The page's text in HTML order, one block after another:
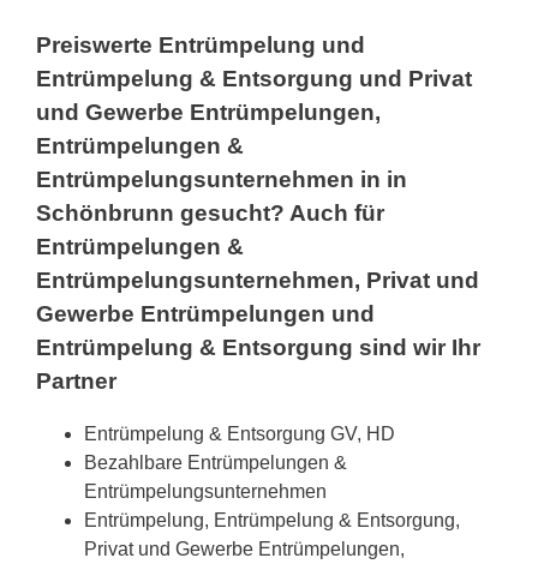
Preiswerte Entrümpelung und
Entrümpelung & Entsorgung und Privat
und Gewerbe Entrümpelungen,
Entrümpelungen &
Entrümpelungsunternehmen in in
Schönbrunn gesucht? Auch für
Entrümpelungen &
Entrümpelungsunternehmen, Privat und
Gewerbe Entrümpelungen und
Entrümpelung & Entsorgung sind wir Ihr
Partner
Entrümpelung & Entsorgung GV, HD
Bezahlbare Entrümpelungen &
Entrümpelungsunternehmen
Entrümpelung, Entrümpelung & Entsorgung,
Privat und Gewerbe Entrümpelungen,